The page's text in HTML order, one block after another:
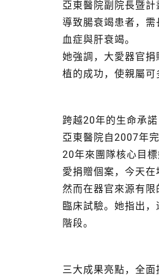
亞東醫院副院長暨
導致腸衰竭患者，
血症與肝衰竭。
她強調，大愛器官
植的成功，使親屬可
跨越20年的生命承
亞東醫院自2007年
20年來團隊核心目
愛捐贈個案，今天在
然而在器官來源有
臨床試驗。她指出
階段。
三大成果亮點，全